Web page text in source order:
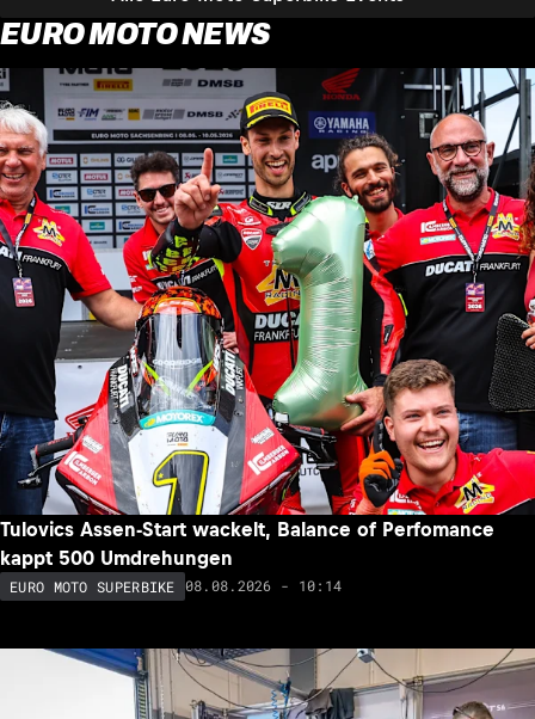
EURO MOTO NEWS
Tulovics Assen-Start wackelt, Balance of Perfomance
kappt 500 Umdrehungen
EURO MOTO SUPERBIKE 08.08.2026 - 10:14